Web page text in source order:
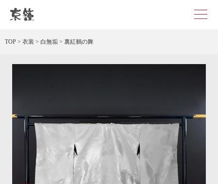
TOP > 衣装 > 白無垢 > 裏紅鶴の舞